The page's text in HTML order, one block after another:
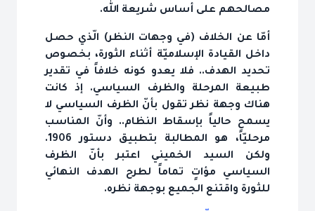
مصالحهم على أساس شريعة الله.
أمّا عن الخلاف (في وجهات النظر) الّذي حصل
داخل القيادة الإسلاميّة أثناء الثورة، بخصوص
تحديد الهدف.. فلا يعدو كونه خلافاً في تقدير
طبيعة المرحلة والظرف السياسي. إذ كانت
هناك وجهة نظر تقول بأنّ الظرف السياسي لا
يسمح حالياً بإسقاط النظام.. وأنّ المناسب
مرحليّاً، هو المطالبة بتطبيق دستور 1906.
ولكن السيد الخميني اعتبر بأنّ الظرف
السياسي مؤاتٍ تماماً لطرح الهدف النهائي
للثورة واقتنع الجميع بوجهة نظره.